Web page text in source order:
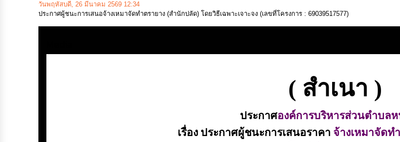
วันพฤหัสบดี, 26 มีนาคม 2569 12:34
ประกาศผู้ชนะการเสนอจ้างเหมาจัดทำตรายาง (สำนักปลัด) โดยวิธีเฉพาะเจาะจง (เลขที่โครงการ : 69039517577)